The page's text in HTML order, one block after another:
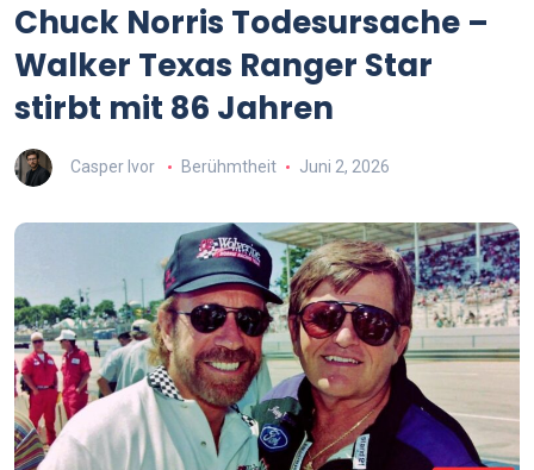
Chuck Norris Todesursache –
Walker Texas Ranger Star
stirbt mit 86 Jahren
Casper Ivor Berühmtheit Juni 2, 2026